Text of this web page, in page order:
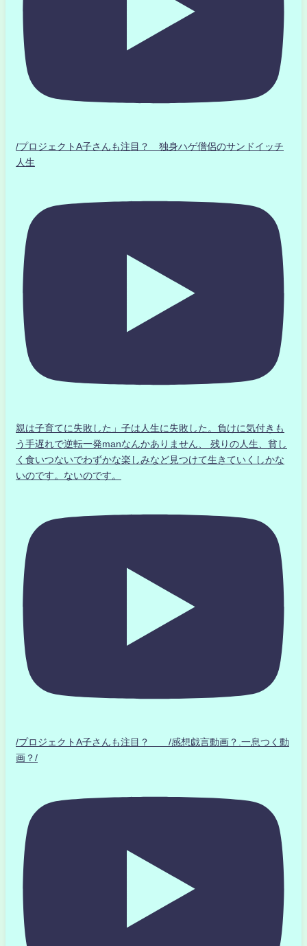
/プロジェクトA子さんも注目？ 独身ハゲ僧侶のサンドイッチ
人生
親は子育てに失敗した」子は人生に失敗した。負けに気付きも
う手遅れで逆転一発manなんかありません、 残りの人生、貧し
く食いつないでわずかな楽しみなど見つけて生きていくしかな
いのです。ないのです。
/プロジェクトA子さんも注目？ /感想戯言動画？.一息つく動
画？/